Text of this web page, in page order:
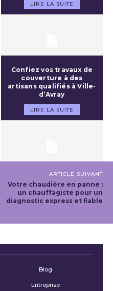
LIRE LA SUITE
Confiez vos travaux de
couverture à des
artisans qualifiés à Ville-
d’Avray
LIRE LA SUITE
ARTICLE SUIVANT
Votre chaudière en panne :
un chauffagiste pour un
diagnostic express et fiable
Blog
Entreprise